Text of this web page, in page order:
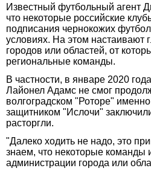
Известный футбольный агент
что некоторые российские
подписания чернокожих
условиях. На этом настаивают
городов или областей, от
региональные команды.
В частности, в январе 2020
Лайонел Адамс не смог
волгоградском "Роторе"
защитником "Ислочи"
расторгли.
"Далеко ходить не надо, это
знаем, что некоторые команды
администрации города или